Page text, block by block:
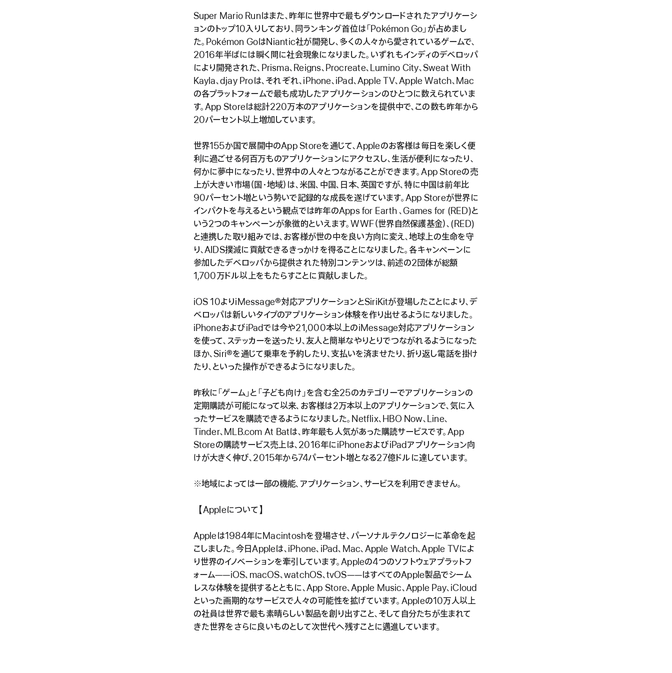
Super Mario Runはまた、昨年に世界中で最もダウンロードされたアプリケーシ
ョンのトップ10入りしており、同ランキング首位は「Pokémon Go」が占めまし
た。Pokémon GoはNiantic社が開発し、多くの人々から愛されているゲームで、
2016年半ばには瞬く間に社会現象になりました。いずれもインディのデベロッパ
により開発された、Prisma、Reigns、Procreate、Lumino City、Sweat With
Kayla、djay Proは、それぞれ、iPhone、iPad、Apple TV、Apple Watch、Mac
の各プラットフォームで最も成功したアプリケーションのひとつに数えられていま
す。App Storeは総計220万本のアプリケーションを提供中で、この数も昨年から
20パーセント以上増加しています。
世界155か国で展開中のApp Storeを通じて、Appleのお客様は毎日を楽しく便
利に過ごせる何百万ものアプリケーションにアクセスし、生活が便利になったり、
何かに夢中になったり、世界中の人々とつながることができます。App Storeの売
上が大きい市場（国・地域）は、米国、中国、日本、英国ですが、特に中国は前年比
90パーセント増という勢いで記録的な成長を遂げています。App Storeが世界に
インパクトを与えるという観点では昨年のApps for Earth 、Games for (RED)と
いう2つのキャンペーンが象徴的といえます。WWF（世界自然保護基金）、(RED)
と連携した取り組みでは、お客様が世の中を良い方向に変え、地球上の生命を守
り、AIDS撲滅に貢献できるきっかけを得ることになりました。各キャンペーンに
参加したデベロッパから提供された特別コンテンツは、前述の2団体が総額
1,700万ドル以上をもたらすことに貢献しました。
iOS 10よりiMessage®対応アプリケーションとSiriKitが登場したことにより、デ
ベロッパは新しいタイプのアプリケーション体験を作り出せるようになりました。
iPhoneおよびiPadでは今や21,000本以上のiMessage対応アプリケーション
を使って、ステッカーを送ったり、友人と簡単なやりとりでつながれるようになった
ほか、Siri®を通じて乗車を予約したり、支払いを済ませたり、折り返し電話を掛け
たり、といった操作ができるようになりました。
昨秋に「ゲーム」と「子ども向け」を含む全25のカテゴリーでアプリケーションの
定期購読が可能になって以来、お客様は2万本以上のアプリケーションで、気に入
ったサービスを購読できるようになりました。Netflix、HBO Now、Line、
Tinder、MLB.com At Batは、昨年最も人気があった購読サービスです。App
Storeの購読サービス売上は、2016年にiPhoneおよびiPadアプリケーション向
けが大きく伸び、2015年から74パーセント増となる27億ドルに達しています。
※地域によっては一部の機能、アプリケーション、サービスを利用できません。
【Appleについて】
Appleは1984年にMacintoshを登場させ、パーソナルテクノロジーに革命を起
こしました。今日Appleは、iPhone、iPad、Mac、Apple Watch、Apple TVによ
り世界のイノベーションを牽引しています。Appleの4つのソフトウェアプラットフ
ォーム――iOS、macOS、watchOS、tvOS――はすべてのApple製品でシーム
レスな体験を提供するとともに、App Store、Apple Music、Apple Pay、iCloud
といった画期的なサービスで人々の可能性を拡げています。Appleの10万人以上
の社員は世界で最も素晴らしい製品を創り出すこと、そして自分たちが生まれて
きた世界をさらに良いものとして次世代へ残すことに邁進しています。